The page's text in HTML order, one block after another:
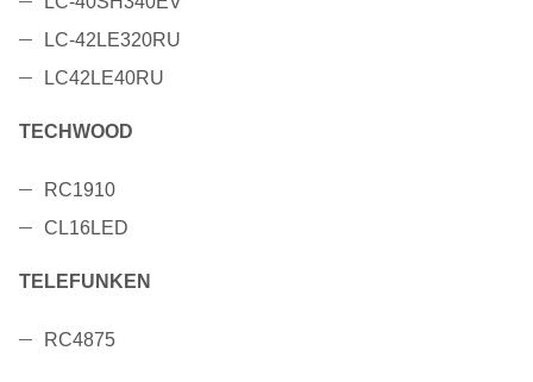
LC-42LE320RU
LC42LE40RU
TECHWOOD
RC1910
CL16LED
TELEFUNKEN
RC4875